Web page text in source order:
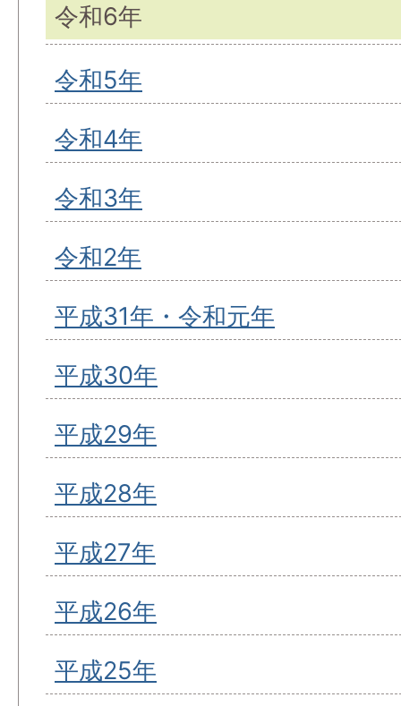
令和6年
令和5年
令和4年
令和3年
令和2年
平成31年・令和元年
平成30年
平成29年
平成28年
平成27年
平成26年
平成25年